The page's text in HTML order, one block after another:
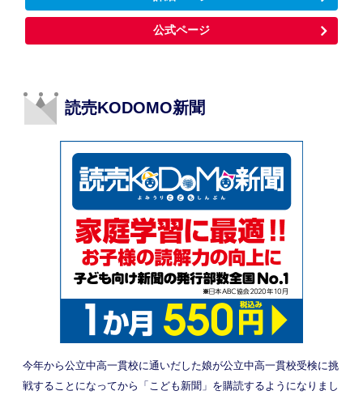
公式ページ
読売KODOMO新聞
今年から公立中高一貫校に通いだした娘が公立中高一貫校受検に挑
戦することになってから「こども新聞」を購読するようになりまし